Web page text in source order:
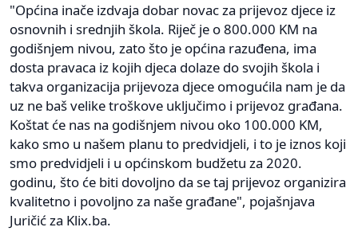
"Općina inače izdvaja dobar novac za prijevoz djece iz
osnovnih i srednjih škola. Riječ je o 800.000 KM na
godišnjem nivou, zato što je općina razuđena, ima
dosta pravaca iz kojih djeca dolaze do svojih škola i
takva organizacija prijevoza djece omogućila nam je da
uz ne baš velike troškove uključimo i prijevoz građana.
Koštat će nas na godišnjem nivou oko 100.000 KM,
kako smo u našem planu to predvidjeli, i to je iznos koji
smo predvidjeli i u općinskom budžetu za 2020.
godinu, što će biti dovoljno da se taj prijevoz organizira
kvalitetno i povoljno za naše građane", pojašnjava
Juričić za Klix.ba.